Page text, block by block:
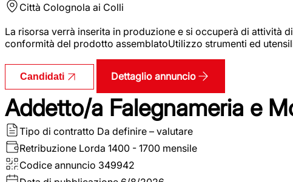
Città Colognola ai Colli
La risorsa verrà inserita in produzione e si occuperà di
conformità del prodotto assemblatoUtilizzo strumenti ed
Candidati Dettaglio annuncio
Addetto/a Falegnameria e
Tipo di contratto Da definire – valutare
Retribuzione Lorda 1400 - 1700 mensile
Codice annuncio 349942